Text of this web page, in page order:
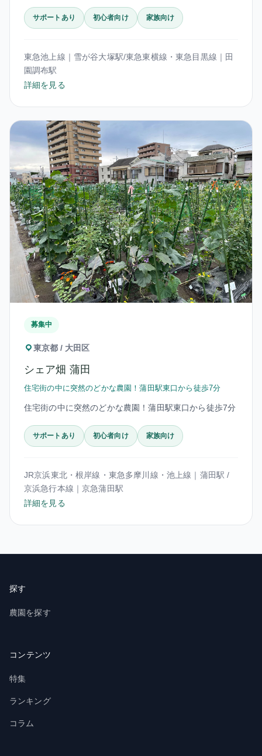
サポートあり 初心者向け 家族向け
東急池上線｜雪が谷大塚駅/東急東横線・東急目黒線｜田
園調布駅
詳細を見る
募集中
東京都 / 大田区
シェア畑 蒲田
住宅街の中に突然のどかな農園！蒲田駅東口から徒歩7分
住宅街の中に突然のどかな農園！蒲田駅東口から徒歩7分
サポートあり 初心者向け 家族向け
JR京浜東北・根岸線・東急多摩川線・池上線｜蒲田駅 /
京浜急行本線｜京急蒲田駅
詳細を見る
探す
農園を探す
コンテンツ
特集
ランキング
コラム